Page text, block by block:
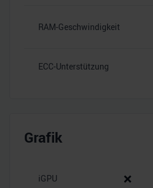
RAM-Geschwindigkeit
ECC-Unterstützung
Grafik
iGPU ❌